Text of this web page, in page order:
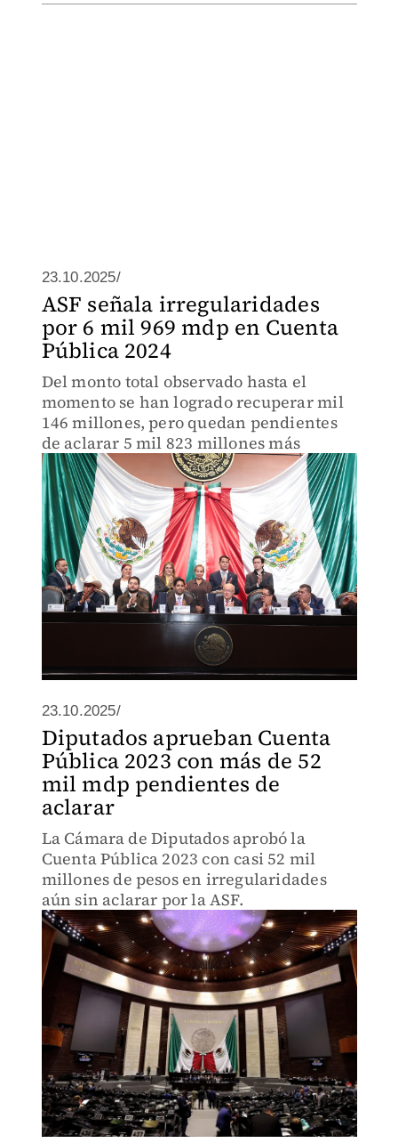
23.10.2025/
ASF señala irregularidades
por 6 mil 969 mdp en Cuenta
Pública 2024
Del monto total observado hasta el
momento se han logrado recuperar mil
146 millones, pero quedan pendientes
de aclarar 5 mil 823 millones más
23.10.2025/
Diputados aprueban Cuenta
Pública 2023 con más de 52
mil mdp pendientes de
aclarar
La Cámara de Diputados aprobó la
Cuenta Pública 2023 con casi 52 mil
millones de pesos en irregularidades
aún sin aclarar por la ASF.